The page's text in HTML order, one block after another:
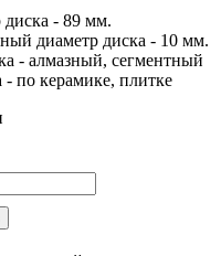
диска - 89 мм.
диаметр диска - 10 мм.
- алмазный, сегментный
- по керамике, плитке